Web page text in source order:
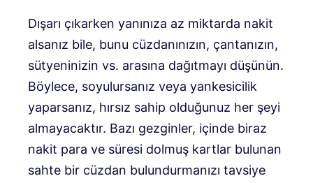
Dışarı çıkarken yanınıza az miktarda nakit
alsanız bile, bunu cüzdanınızın, çantanızın,
sütyeninizin vs. arasına dağıtmayı düşünün.
Böylece, soyulursanız veya yankesicilik
yaparsanız, hırsız sahip olduğunuz her şeyi
almayacaktır. Bazı gezginler, içinde biraz
nakit para ve süresi dolmuş kartlar bulunan
sahte bir cüzdan bulundurmanızı tavsiye